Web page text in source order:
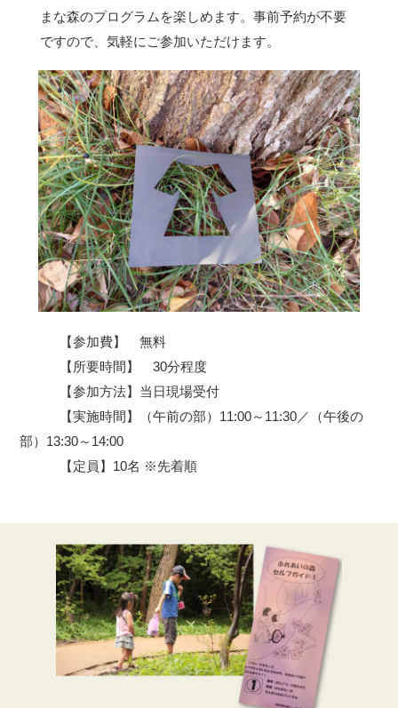
まな森のプログラムを楽しめます。事前予約が不要
ですので、気軽にご参加いただけます。
【参加費】 無料
【所要時間】 30分程度
【参加方法】当日現場受付
【実施時間】（午前の部）11:00～11:30／（午後の
部）13:30～14:00
【定員】10名 ※先着順